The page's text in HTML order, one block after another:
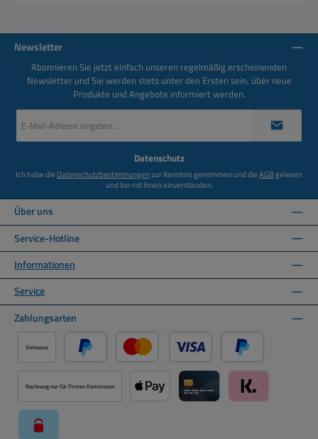
Newsletter
Abonnieren Sie jetzt einfach unseren regelmäßig erscheinenden
Newsletter und Sie werden stets unter den Ersten sein, über neue
Produkte und Angebote informiert werden.
Mail-
Datenschutz
Ich habe die Datenschutzbestimmungenzur Kenntnis genommen und dieAGBgelesen
und bin mit ihnen einverstanden.
Über uns
Service-Hotline
Informationen
Service
Zahlungsarten
Vorkasse
PayPal Kredit- oder Debitkarte über PayPal
Später Bezahlen
Rechnung nur für Firmen Kommunen